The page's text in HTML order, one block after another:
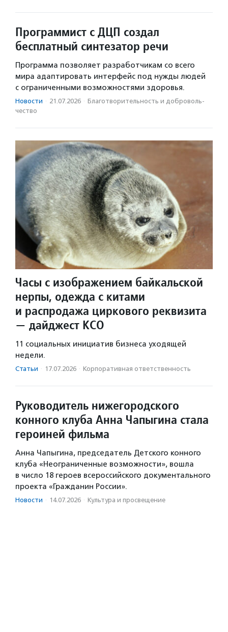
Программист с ДЦП создал
бесплатный синтезатор речи
Программа позволяет разработчикам со всего
мира адаптировать интерфейс под нужды людей
с ограниченными возможностями здоровья.
Новости · 21.07.2026 · Благотвори­тель­ность и доброволь­
чест­во
Часы с изображением байкальской
нерпы, одежда с китами
и распродажа циркового реквизита
— дайджест КСО
11 социальных инициатив бизнеса уходящей
недели.
Статьи · 17.07.2026 · Корпоративная ответственность
Руководитель нижегородского
конного клуба Анна Чапыгина стала
героиней фильма
Анна Чапыгина, председатель Детского конного
клуба «Неограниченные возможности», вошла
в число 18 героев всероссийского документального
проекта «Гражданин России».
Новости · 14.07.2026 · Культура и просвещение